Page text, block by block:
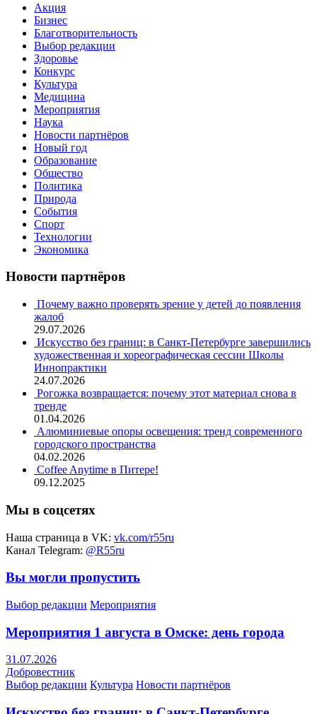
Акция
Бизнес
Благотворительность
Выбор редакции
Здоровье
Конкурс
Культура
Медицина
Мероприятия
Наука
Новости партнёров
Новый год
Образование
Общество
Политика
Природа
События
Спорт
Технологии
Экономика
Новости партнёров
Почему важно проверять зрение у детей до появления
жалоб
29.07.2026
Искусство без границ: в Санкт-Петербурге завершились
художественная и хореографическая сессии Школы
Иннопрактики
24.07.2026
Рогожка возвращается: почему этот материал снова в
тренде
01.04.2026
Алюминиевые опоры освещения: тренд современного
городского пространства
04.02.2026
Coffee Anytime в Питере!
09.12.2025
Мы в соцсетях
Наша страница в VK: vk.com/r55ru
Канал Telegram: @R55ru
Вы могли пропустить
Выбор редакции Мероприятия
Мероприятия 1 августа в Омске: день города
31.07.2026
Добровестник
Выбор редакции Культура Новости партнёров